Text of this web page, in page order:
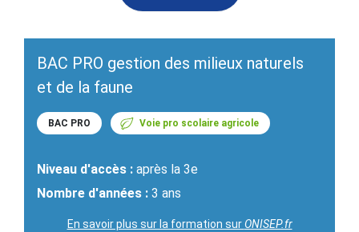
BAC PRO gestion des milieux naturels
et de la faune
BAC PRO Voie pro scolaire agricole
Niveau d'accès : après la 3e
Nombre d'années : 3 ans
En savoir plus sur la formation surONISEP.fr